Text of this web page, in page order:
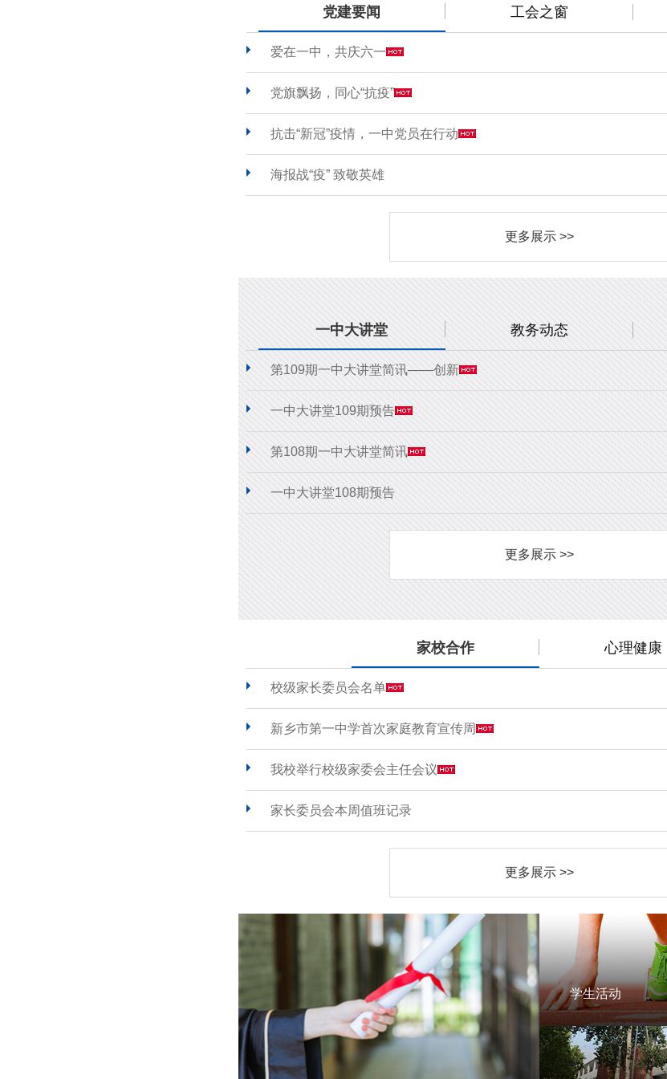
党建要闻 工会之窗
爱在一中，共庆六一
党旗飘扬，同心“抗疫”
抗击“新冠”疫情，一中党员在行动
海报战“疫” 致敬英雄
更多展示 >>
一中大讲堂 教务动态
第109期一中大讲堂简讯——创新
一中大讲堂109期预告
第108期一中大讲堂简讯
一中大讲堂108期预告
更多展示 >>
家校合作 心理健康
校级家长委员会名单
新乡市第一中学首次家庭教育宣传周
我校举行校级家委会主任会议
家长委员会本周值班记录
更多展示 >>
学生活动
学生活动